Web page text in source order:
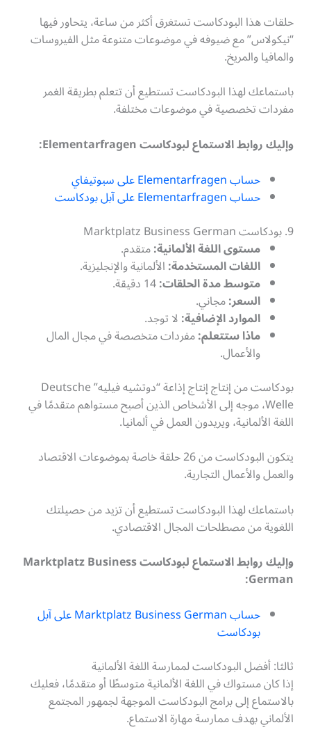
حلقات هذا البودكاست تستغرق أكثر من ساعة، يتحاور فيها
“نيكولاس” مع ضيوفه في موضوعات متنوعة مثل الفيروسات
والمافيا والمريخ.
باستماعك لهذا البودكاست تستطيع أن تتعلم بطريقة الغمر
مفردات تخصصية في موضوعات مختلفة.
وإليك روابط الاستماع لبودكاست Elementarfragen:
حساب Elementarfragen على سبوتيفاي
حساب Elementarfragen على آبل بودكاست
9. بودكاست Marktplatz Business German
مستوى اللغة الألمانية:متقدم.
اللغات المستخدمة:الألمانية والإنجليزية.
متوسط مدة الحلقات:
السعر:مجاني.
الموارد الإضافية:لا توجد.
ماذا ستتعلم:مفردات متخصصة في مجال المال
والأعمال.
بودكاست من إنتاج إنتاج إذاعة “دوتشيه فيليه” Deutsche
Welle، موجه إلى الأشخاص الذين أصبح مستواهم متقدمًا في
اللغة الألمانية، ويريدون العمل في ألمانيا.
يتكون البودكاست من 26 حلقة خاصة بموضوعات الاقتصاد
والعمل والأعمال التجارية.
باستماعك لهذا البودكاست تستطيع أن تزيد من حصيلتك
اللغوية من مصطلحات المجال الاقتصادي.
وإليك روابط الاستماع لبودكاست Marktplatz Business
German:
حساب Marktplatz Business German على آبل
بودكاست
ثالثا: أفضل البودكاست لممارسة اللغة الألمانية
إذا كان مستواك في اللغة الألمانية متوسطًا أو متقدمًا، فعليك
بالاستماع إلى برامج البودكاست الموجهة لجمهور المجتمع
الألماني بهدف ممارسة مهارة الاستماع.